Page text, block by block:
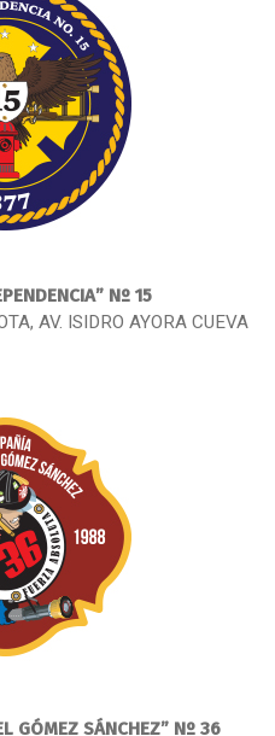
Nº 15
AV. ISIDRO AYORA CUEVA
GÓMEZ SÁNCHEZ” Nº 36